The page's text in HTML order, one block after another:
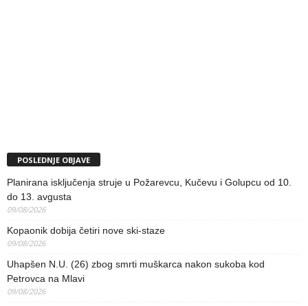
POSLEDNJE OBJAVE
Planirana isključenja struje u Požarevcu, Kučevu i Golupcu od 10.
do 13. avgusta
09/08/2026
Kopaonik dobija četiri nove ski-staze
09/08/2026
Uhapšen N.U. (26) zbog smrti muškarca nakon sukoba kod
Petrovca na Mlavi
09/08/2026